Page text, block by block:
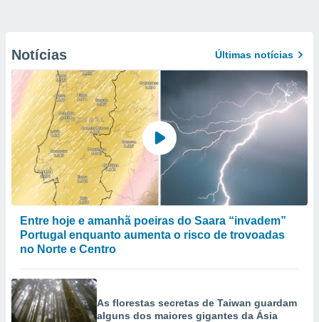
Notícias Últimas notícias
Entre hoje e amanhã poeiras do Saara “invadem”
Portugal enquanto aumenta o risco de trovoadas
no Norte e Centro
As florestas secretas de Taiwan guardam
alguns dos maiores gigantes da Ásia